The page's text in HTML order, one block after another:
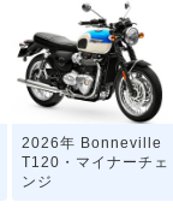
2026年 Bonneville
T120・マイナーチェ
ンジ